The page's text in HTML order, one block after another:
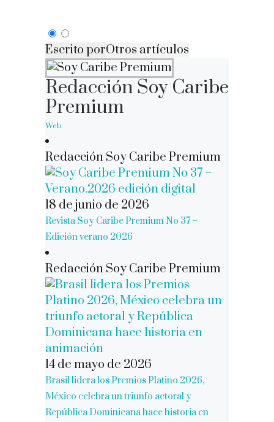
Escrito porOtros artículos
Redacción Soy Caribe
Premium
Web
Redacción Soy Caribe Premium
18 de junio de 2026
Revista Soy Caribe Premium No 37 –
Edición verano 2026
Redacción Soy Caribe Premium
14 de mayo de 2026
Brasil lidera los Premios Platino 2026,
México celebra un triunfo actoral y
República Dominicana hace historia en